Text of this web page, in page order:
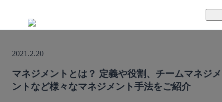
TUNAGの特徴
サポート体制
導入事例
2021.2.20
マネジメントとは？ 定義や役割、チームマネジメ
ントなど様々なマネジメント手法をご紹介